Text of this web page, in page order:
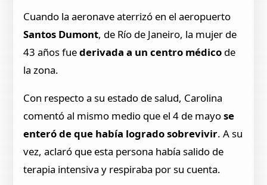
Cuando la aeronave aterrizó en el aeropuerto
Santos Dumont, de Río de Janeiro, la mujer de
43 años fuederivada a un centro médico de
la zona.
Con respecto a su estado de salud, Carolina
comentó al mismo medio que el 4 de mayose
enteró de que había logrado sobrevivir. A su
vez, aclaró que esta persona había salido de
terapia intensiva y respiraba por su cuenta.